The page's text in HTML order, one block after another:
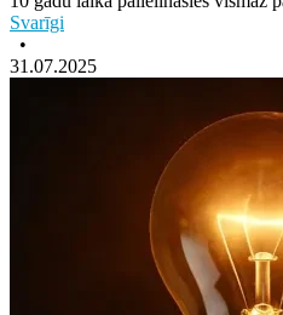
Svarīgi
•
31.07.2025